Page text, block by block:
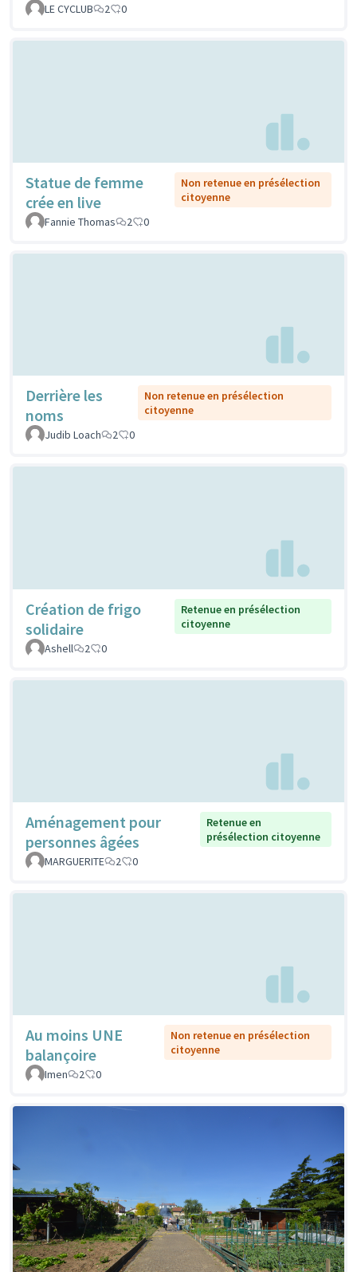
LE CYCLUB
2 0
Statue de femme
crée en live
Non retenue en présélection
citoyenne
Fannie Thomas
2 0
Derrière les
noms
Non retenue en présélection
citoyenne
Judib Loach
2 0
Création de frigo
solidaire
Retenue en présélection
citoyenne
Ashell
2 0
Aménagement pour
personnes âgées
Retenue en
présélection citoyenne
MARGUERITE
2 0
Au moins UNE
balançoire
Non retenue en présélection
citoyenne
Imen
2 0